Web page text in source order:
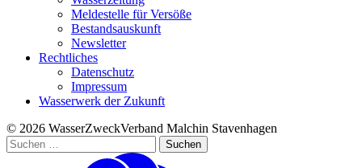
Meldestelle für Versöße
Bestandsauskunft
Newsletter
Rechtliches
Datenschutz
Impressum
Wasserwerk der Zukunft
© 2026 WasserZweckVerband­ Malchin Stavenhagen